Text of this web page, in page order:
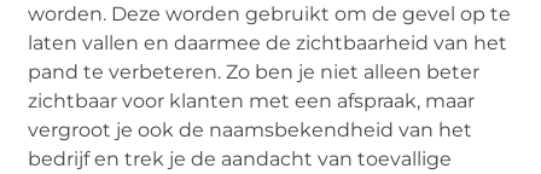
worden. Deze worden gebruikt om de gevel op te
laten vallen en daarmee de zichtbaarheid van het
pand te verbeteren. Zo ben je niet alleen beter
zichtbaar voor klanten met een afspraak, maar
vergroot je ook de naamsbekendheid van het
bedrijf en trek je de aandacht van toevallige